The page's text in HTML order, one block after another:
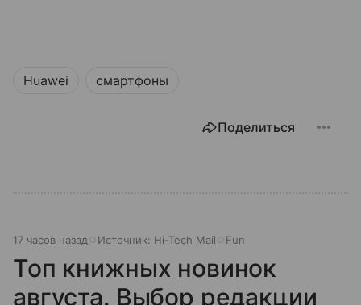
Huawei смартфоны
Поделиться
17 часов назад Источник: Hi-Tech Mail Fun
Топ книжных новинок
августа. Выбор редакции